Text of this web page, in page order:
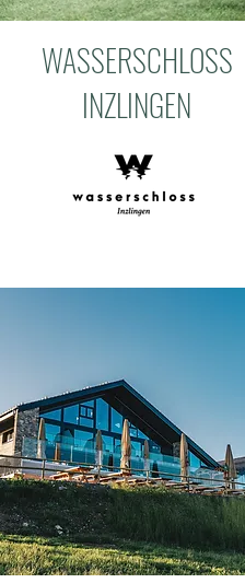
WASSERSCHLOSS
INZLINGEN